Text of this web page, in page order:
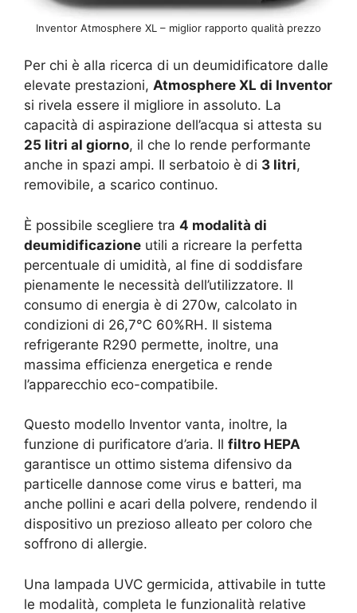
Inventor Atmosphere XL – miglior rapporto qualità prezzo
Per chi è alla ricerca di un deumidificatore dalle
elevate prestazioni, Atmosphere XL di Inventor
si rivela essere il migliore in assoluto. La
capacità di aspirazione dell’acqua si attesta su
25 litri al giorno, il che lo rende performante
anche in spazi ampi. Il serbatoio è di 3 litri,
removibile, a scarico continuo.
È possibile scegliere tra 4 modalità di
deumidificazione utili a ricreare la perfetta
percentuale di umidità, al fine di soddisfare
pienamente le necessità dell’utilizzatore. Il
consumo di energia è di 270w, calcolato in
condizioni di 26,7℃ 60%RH. Il sistema
refrigerante R290 permette, inoltre, una
massima efficienza energetica e rende
l’apparecchio eco-compatibile.
Questo modello Inventor vanta, inoltre, la
funzione di purificatore d’aria. Il filtro HEPA
garantisce un ottimo sistema difensivo da
particelle dannose come virus e batteri, ma
anche pollini e acari della polvere, rendendo il
dispositivo un prezioso alleato per coloro che
soffrono di allergie.
Una lampada UVC germicida, attivabile in tutte
le modalità, completa le funzionalità relative